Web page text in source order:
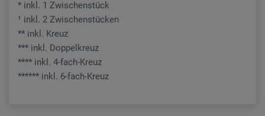
* inkl. 1 Zwischenstück
¹ inkl. 2 Zwischenstücken
** inkl. Kreuz
*** inkl. Doppelkreuz
**** inkl. 4-fach-Kreuz
****** inkl. 6-fach-Kreuz